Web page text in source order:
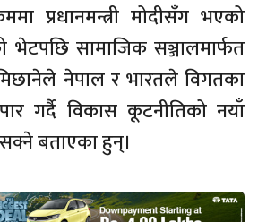
प्रधानमन्त्री मोदीसँग भएको
सामाजिक सञ्जालमार्फत
नेपाल र भारतले विगतका
गर्दै विकास कूटनीतिको नयाँ
बताएका हुन्।